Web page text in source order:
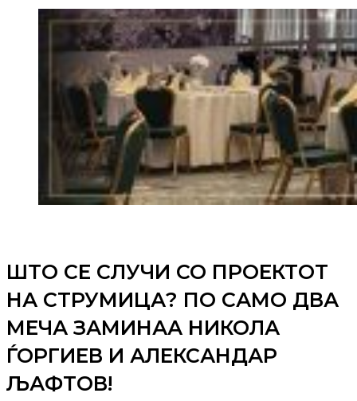
ШТО СЕ СЛУЧИ СО ПРОЕКТОТ
НА СТРУМИЦА? ПО САМО ДВА
МЕЧА ЗАМИНАА НИКОЛА
ЃОРГИЕВ И АЛЕКСАНДАР
ЉАФТОВ!